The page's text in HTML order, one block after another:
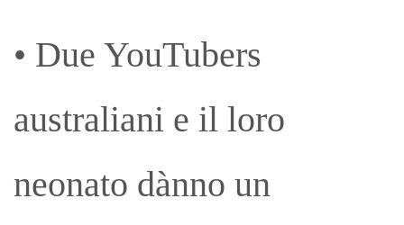
• Due YouTubers
australiani e il loro
neonato dànno un